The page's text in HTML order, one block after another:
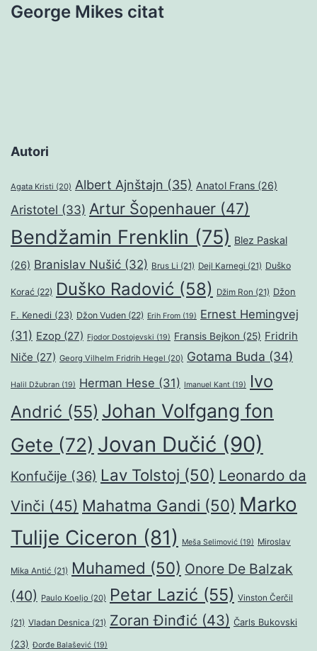
George Mikes citat
Autori
Agata Kristi (20) Albert Ajnštajn (35) Anatol Frans (26)
Aristotel (33) Artur Šopenhauer (47)
Bendžamin Frenklin (75) Blez Paskal
(26) Branislav Nušić (32) Brus Li (21) Dejl Karnegi (21) Duško
Korać (22) Duško Radović (58) Džim Ron (21) Džon
F. Kenedi (23) Džon Vuden (22) Erih From (19) Ernest Hemingvej
(31) Ezop (27) Fjodor Dostojevski (19) Fransis Bejkon (25) Fridrih
Niče (27) Georg Vilhelm Fridrih Hegel (20) Gotama Buda (34)
Halil Džubran (19) Herman Hese (31) Imanuel Kant (19)
Ivo
Andrić (55) Johan Volfgang fon
Gete (72) Jovan Dučić (90)
Konfučije (36) Lav Tolstoj (50) Leonardo da
Vinči (45) Mahatma Gandi (50) Marko
Tulije Ciceron (81) Meša Selimović (19) Miroslav
Mika Antić (21) Muhamed (50) Onore De Balzak
(40) Paulo Koeljo (20) Petar Lazić (55) Vinston Čerčil
(21) Vladan Desnica (21) Zoran Đinđić (43) Čarls Bukovski
(23) Đorđe Balašević (19)